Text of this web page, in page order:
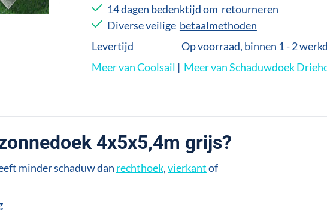
14 dagen bedenktijd om retourneren
Diverse veilige betaalmethoden
Levertijd
Op voorraad, binnen 1 - 2
Meer van Coolsail | Meer van Schaduwdoek
4x5x5,4m grijs?
minder schaduw dan rechthoek,vierkantof